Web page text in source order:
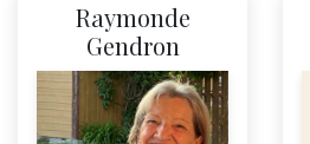
Raymonde
Gendron